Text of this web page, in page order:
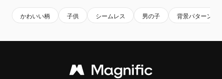
かわいい柄 子供 シームレス 男の子 背景パターン